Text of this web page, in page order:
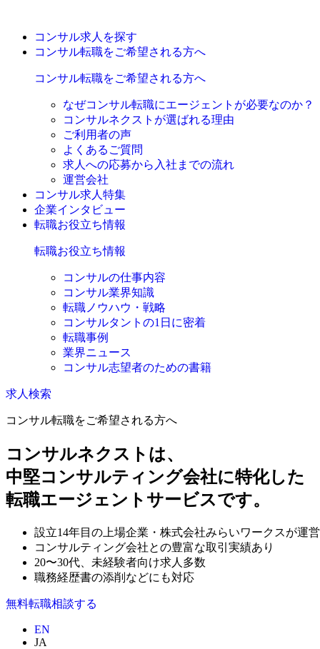
コンサル求人を探す
コンサル転職をご希望される方へ
コンサル転職をご希望される方へ
なぜコンサル転職にエージェントが必要なのか？
コンサルネクストが選ばれる理由
ご利用者の声
よくあるご質問
求人への応募から入社までの流れ
運営会社
コンサル求人特集
企業インタビュー
転職お役立ち情報
転職お役立ち情報
コンサルの仕事内容
コンサル業界知識
転職ノウハウ・戦略
コンサルタントの1日に密着
転職事例
業界ニュース
コンサル志望者のための書籍
求人検索
コンサル転職をご希望される方へ
コンサルネクストは、
中堅コンサルティング会社に特化した
転職エージェントサービスです。
設立14年目の上場企業・株式会社みらいワークスが運営
コンサルティング会社との豊富な取引実績あり
20〜30代、未経験者向け求人多数
職務経歴書の添削などにも対応
無料転職相談する
EN
JA